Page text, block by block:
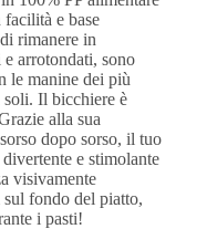
e base
rimanere in
arrotondati, sono
le manine dei più
soli. Il bicchiere è
alla sua
dopo sorso, il tuo
e stimolante
visivamente
fondo del piatto,
i pasti!